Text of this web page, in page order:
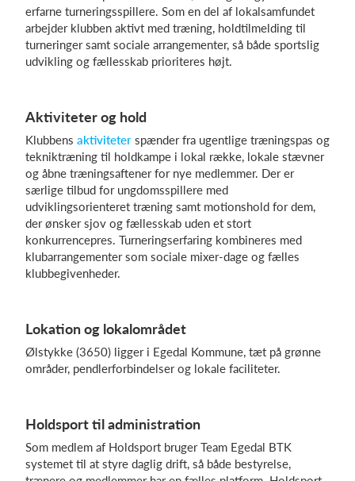
Hvad koster det?
erfarne turneringsspillere. Som en del af lokalsamfundet
arbejder klubben aktivt med træning, holdtilmelding til
turneringer samt sociale arrangementer, så både sportslig
udvikling og fællesskab prioriteres højt.
Aktiviteter og hold
Klubbens aktiviteter spænder fra ugentlige træningspas og
tekniktræning til holdkampe i lokal række, lokale stævner
og åbne træningsaftener for nye medlemmer. Der er
særlige tilbud for ungdomsspillere med
udviklingsorienteret træning samt motionshold for dem,
der ønsker sjov og fællesskab uden et stort
konkurrencepres. Turneringserfaring kombineres med
klubarrangementer som sociale mixer-dage og fælles
klubbegivenheder.
Lokation og lokalområdet
Ølstykke (3650) ligger i Egedal Kommune, tæt på grønne
områder, pendlerforbindelser og lokale faciliteter.
Holdsport til administration
Som medlem af Holdsport bruger Team Egedal BTK
systemet til at styre daglig drift, så både bestyrelse,